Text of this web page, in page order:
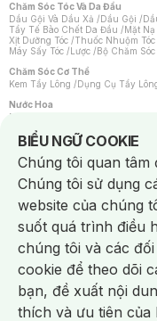
Chăm Sóc Tóc Và Da Đầu
Dầu Gội Và Dầu Xả /Dầu Gội /
Tẩy Tế Bào Chết Da Đầu /Mặt Nạ
Xịt Dưỡng Tóc /Thuốc Nhuộm Tóc
Máy Sấy Tóc /Lược /Bộ Chăm Sóc
Chăm Sóc Cơ Thể
Kem Tẩy Lông /Dụng Cụ Tẩy
Nước Hoa
Nước Hoa Nữ
Chăm Sóc Cá Nhân
Chống Muỗi /Khẩu Trang /Máy
Sản Phẩm Chăm Sóc Khác /Bàn
Hỗ Trợ Trắng Răng/Kem Đánh
Tăm / Chỉ Nha Khoa/ Xịt Thơm
Khăn Ướt Vệ Sinh Vùng Kín/
Máy Cạo Râu
Vấn Đề Về Da
Da Dầu / Lỗ Chân Lông To/ Da
Da Nhạy Cảm / Kích Ứng
Da Xỉn
Quầng Thâm & Bọng Mắt /Sẹo /
Dụng Cụ / Phụ Kiện Chăm Sóc Da
Bông Tẩy Trang
Khăn Lau Mặt
Dụng Cụ Chăm Sóc Khác
BIỂU NGỮ COOKIE
Notice about cookies
Chúng tôi quan tâm
Chúng tôi sử dụng
website của chúng
suốt quá trình điều
chúng tôi và các
cookie để theo dõi
bạn, đề xuất nội
thích và ưu tiên của